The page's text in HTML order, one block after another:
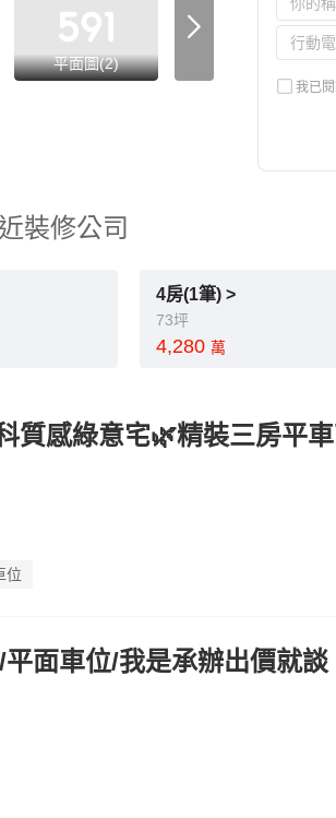
平面圖(2)
我已
裝修公司
4房(1筆) >
73坪
4,280 萬
質感綠意宅🌿精裝三房平
位
面車位/我是承辦出價就談